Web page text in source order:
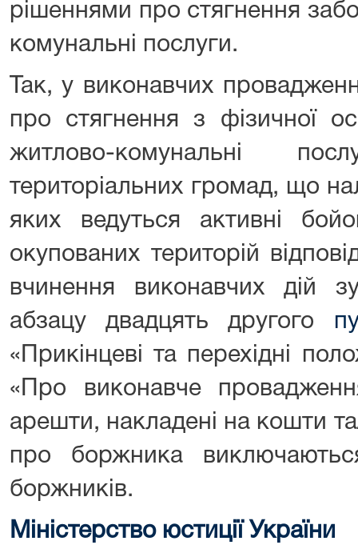
рішеннями про стягнення
комунальні послуги.
Так, у виконавчих
про стягнення з фізичної
житлово-комунальні
територіальних громад, що
яких ведуться активні
окупованих територій
вчинення виконавчих дій
абзацу двадцять другого
«Прикінцеві та перехідні
«Про виконавче
арешти, накладені на кошти
про боржника
боржників.
Міністерство юстиції України